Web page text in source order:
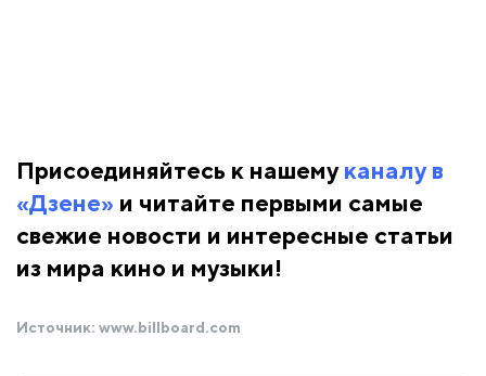
Присоединяйтесь к нашемуканалу в
«Дзене» и читайте первыми самые
свежие новости и интересные статьи
из мира кино и музыки!
Источник: www.billboard.com